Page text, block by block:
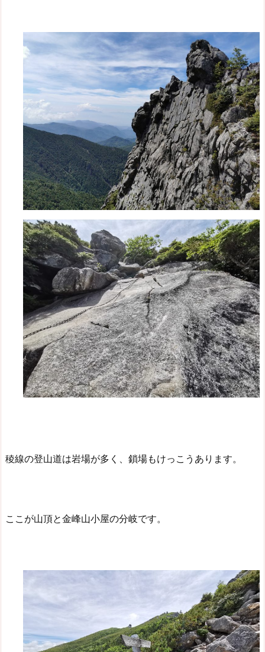
稜線の登山道は岩場が多く、鎖場もけっこうあります。
ここが山頂と金峰山小屋の分岐です。